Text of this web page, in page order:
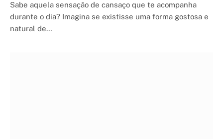
Sabe aquela sensação de cansaço que te acompanha
durante o dia? Imagina se existisse uma forma gostosa e
natural de…